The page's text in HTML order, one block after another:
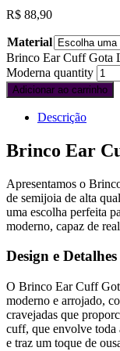
R$ 88,90
Material
Brinco Ear Cuff Gota
Moderna quantity
Adicionar ao carrinho
Descrição
Brinco Ear
Apresentamos o
de semijoia de alta
uma escolha perfeita
moderno, capaz de
Design e Detalhes
O Brinco Ear Cuff
moderno e arrojado,
cravejadas que
cuff, que envolve toda
e traz um toque de